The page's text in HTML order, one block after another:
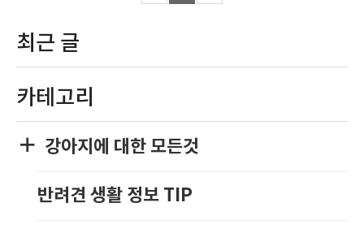
최근 글
카테고리
강아지에 대한 모든것
반려견 생활 정보 TIP